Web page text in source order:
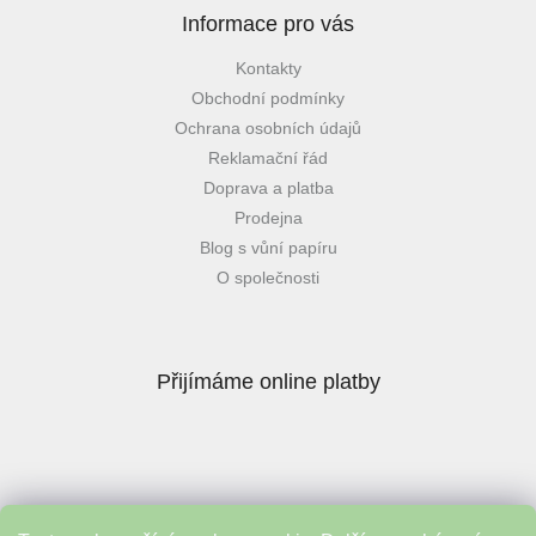
Informace pro vás
Kontakty
Obchodní podmínky
Ochrana osobních údajů
Reklamační řád
Doprava a platba
Prodejna
Blog s vůní papíru
O společnosti
Přijímáme online platby